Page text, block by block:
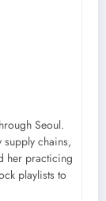
Seoul.
supply chains,
her practicing
playlists to